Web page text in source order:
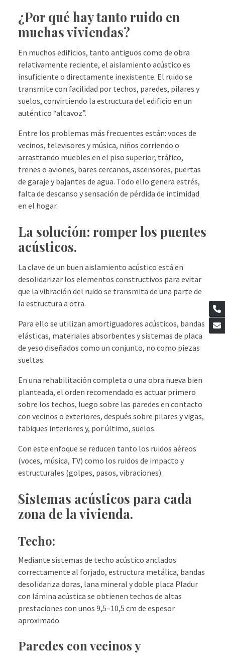
¿Por qué hay tanto ruido en
muchas viviendas?​
En muchos edificios, tanto antiguos como de obra
relativamente reciente, el aislamiento acústico es
insuficiente o directamente inexistente. El ruido se
transmite con facilidad por techos, paredes, pilares y
suelos, convirtiendo la estructura del edificio en un
auténtico “altavoz”.
Entre los problemas más frecuentes están: voces de
vecinos, televisores y música, niños corriendo o
arrastrando muebles en el piso superior, tráfico,
trenes o aviones, bares cercanos, ascensores, puertas
de garaje y bajantes de agua. Todo ello genera estrés,
falta de descanso y sensación de pérdida de intimidad
en el hogar.
La solución: romper los puentes
acústicos.
La clave de un buen aislamiento acústico está en
desolidarizar los elementos constructivos para evitar
que la vibración del ruido se transmita de una parte de
la estructura a otra.
Para ello se utilizan amortiguadores acústicos, bandas
elásticas, materiales absorbentes y sistemas de placa
de yeso diseñados como un conjunto, no como piezas
sueltas.
En una rehabilitación completa o una obra nueva bien
planteada, el orden recomendado es actuar primero
sobre los techos, luego sobre las paredes en contacto
con vecinos o exteriores, después sobre pilares y vigas,
tabiques interiores y, por último, suelos.
Con este enfoque se reducen tanto los ruidos aéreos
(voces, música, TV) como los ruidos de impacto y
estructurales (golpes, pasos, vibraciones).
Sistemas acústicos para cada
zona de la vivienda.​
Techo:
Mediante sistemas de techo acústico anclados
correctamente al forjado, estructura metálica, bandas
desolidariza doras, lana mineral y doble placa Pladur
con lámina acústica se obtienen techos de altas
prestaciones con unos 9,5–10,5 cm de espesor
aproximado.
Paredes con vecinos y